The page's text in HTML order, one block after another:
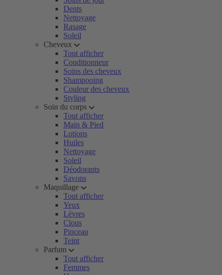
Dents
Nettoyage
Rasage
Soleil
Cheveux
Tout afficher
Conditionneur
Soins des cheveux
Shampooing
Couleur des cheveux
Styling
Soin du corps
Tout afficher
Main & Pied
Lotions
Huiles
Nettoyage
Soleil
Déodorants
Savons
Maquillage
Tout afficher
Yeux
Lèvres
Clous
Pinceau
Teint
Parfum
Tout afficher
Femmes